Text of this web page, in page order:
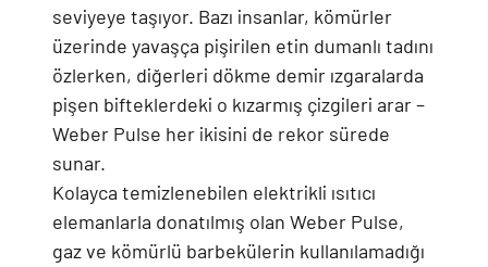
seviyeye taşıyor. Bazı insanlar, kömürler
üzerinde yavaşça pişirilen etin dumanlı tadını
özlerken, diğerleri dökme demir ızgaralarda
pişen bifteklerdeki o kızarmış çizgileri arar –
Weber Pulse her ikisini de rekor sürede
sunar.
Kolayca temizlenebilen elektrikli ısıtıcı
elemanlarla donatılmış olan Weber Pulse,
gaz ve kömürlü barbekülerin kullanılamadığı